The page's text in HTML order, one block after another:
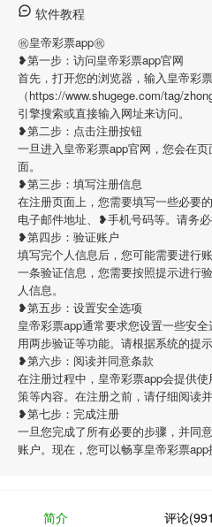
软件教程
㊗皇帝彩票app㊗
❥第一步：访问皇帝彩票app官网
首先，打开您的浏览器，输入皇帝彩
（https://www.shugege.com/tag/
引擎搜索或直接输入网址来访问。
❥第二步：点击注册按钮
一旦进入皇帝彩票app官网，您会在
面。
❥第三步：填写注册信息
在注册页面上，您需要填写一些必要
电子邮件地址、❥手机号码等。请务
❥第四步：验证账户
填写完个人信息后，您可能需要进行
一条验证信息，您需要按照提示进行
人信息。
❥第五步：设置安全选项
皇帝彩票app通常要求您设置一些安
用两步验证等功能。请根据系统的提
❥第六步：阅读并同意条款
在注册过程中，皇帝彩票app会提供
策等内容。在注册之前，请仔细阅读
❥第七步：完成注册
一旦您完成了所有必要的步骤，并同
账户。现在，您可以畅享皇帝彩票
简介 评论